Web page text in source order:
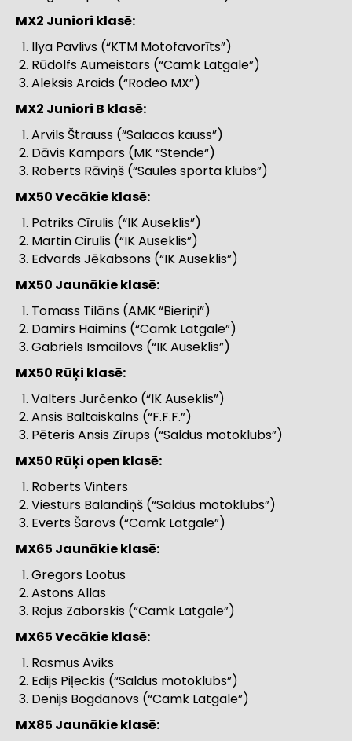
MX2 Juniori klasē:
Ilya Pavlivs (“KTM Motofavorīts”)
Rūdolfs Aumeistars (“Camk Latgale”)
Aleksis Araids (“Rodeo MX”)
MX2 Juniori B klasē:
Arvils Štrauss (“Salacas kauss”)
Dāvis Kampars (MK “Stende“)
Roberts Rāviņš (“Saules sporta klubs”)
MX50 Vecākie klasē:
Patriks Cīrulis (“IK Auseklis”)
Martin Cirulis (“IK Auseklis”)
Edvards Jēkabsons (“IK Auseklis”)
MX50 Jaunākie klasē:
Tomass Tilāns (AMK “Bieriņi”)
Damirs Haimins (“Camk Latgale”)
Gabriels Ismailovs (“IK Auseklis”)
MX50 Rūķi klasē:
Valters Jurčenko (“IK Auseklis”)
Ansis Baltaiskalns (“F.F.F.”)
Pēteris Ansis Zīrups (“Saldus motoklubs”)
MX50 Rūķi open klasē:
Roberts Vinters
Viesturs Balandiņš (“Saldus motoklubs”)
Everts Šarovs (“Camk Latgale”)
MX65 Jaunākie klasē:
Gregors Lootus
Astons Allas
Rojus Zaborskis (“Camk Latgale”)
MX65 Vecākie klasē:
Rasmus Aviks
Edijs Piļeckis (“Saldus motoklubs”)
Denijs Bogdanovs (“Camk Latgale”)
MX85 Jaunākie klasē: